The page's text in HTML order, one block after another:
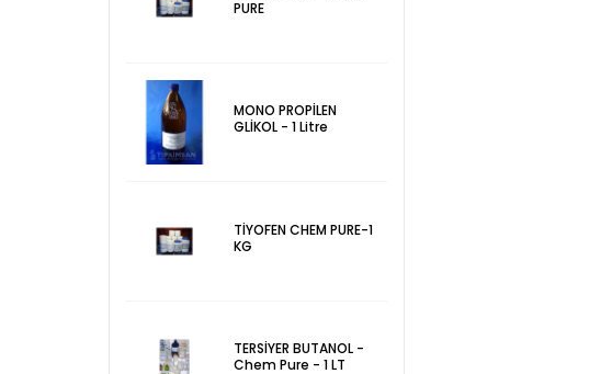
PURE
MONO PROPİLEN
GLİKOL - 1 Litre
TİYOFEN CHEM PURE-1
KG
TERSİYER BUTANOL -
Chem Pure - 1 LT